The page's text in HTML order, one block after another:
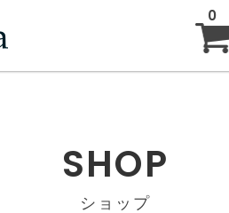
0
NEW ARRIVAL
SHOP
ショップ